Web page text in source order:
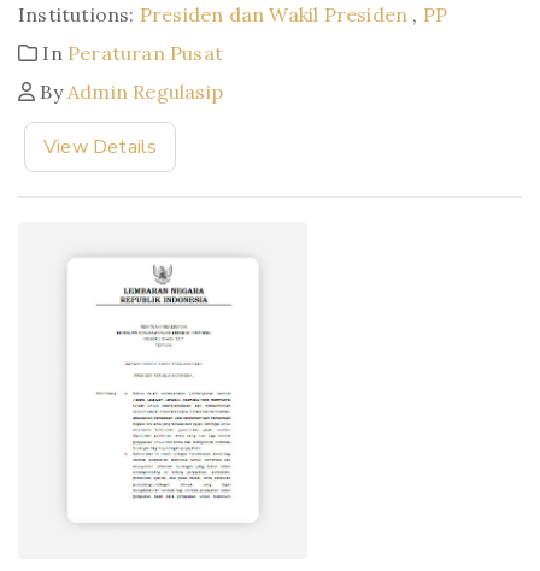
Institutions: Presiden dan Wakil Presiden , PP
In Peraturan Pusat
ByAdmin Regulasip
View Details